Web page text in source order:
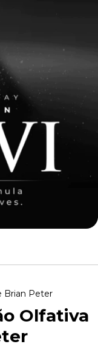
Brian Peter
Olfativa